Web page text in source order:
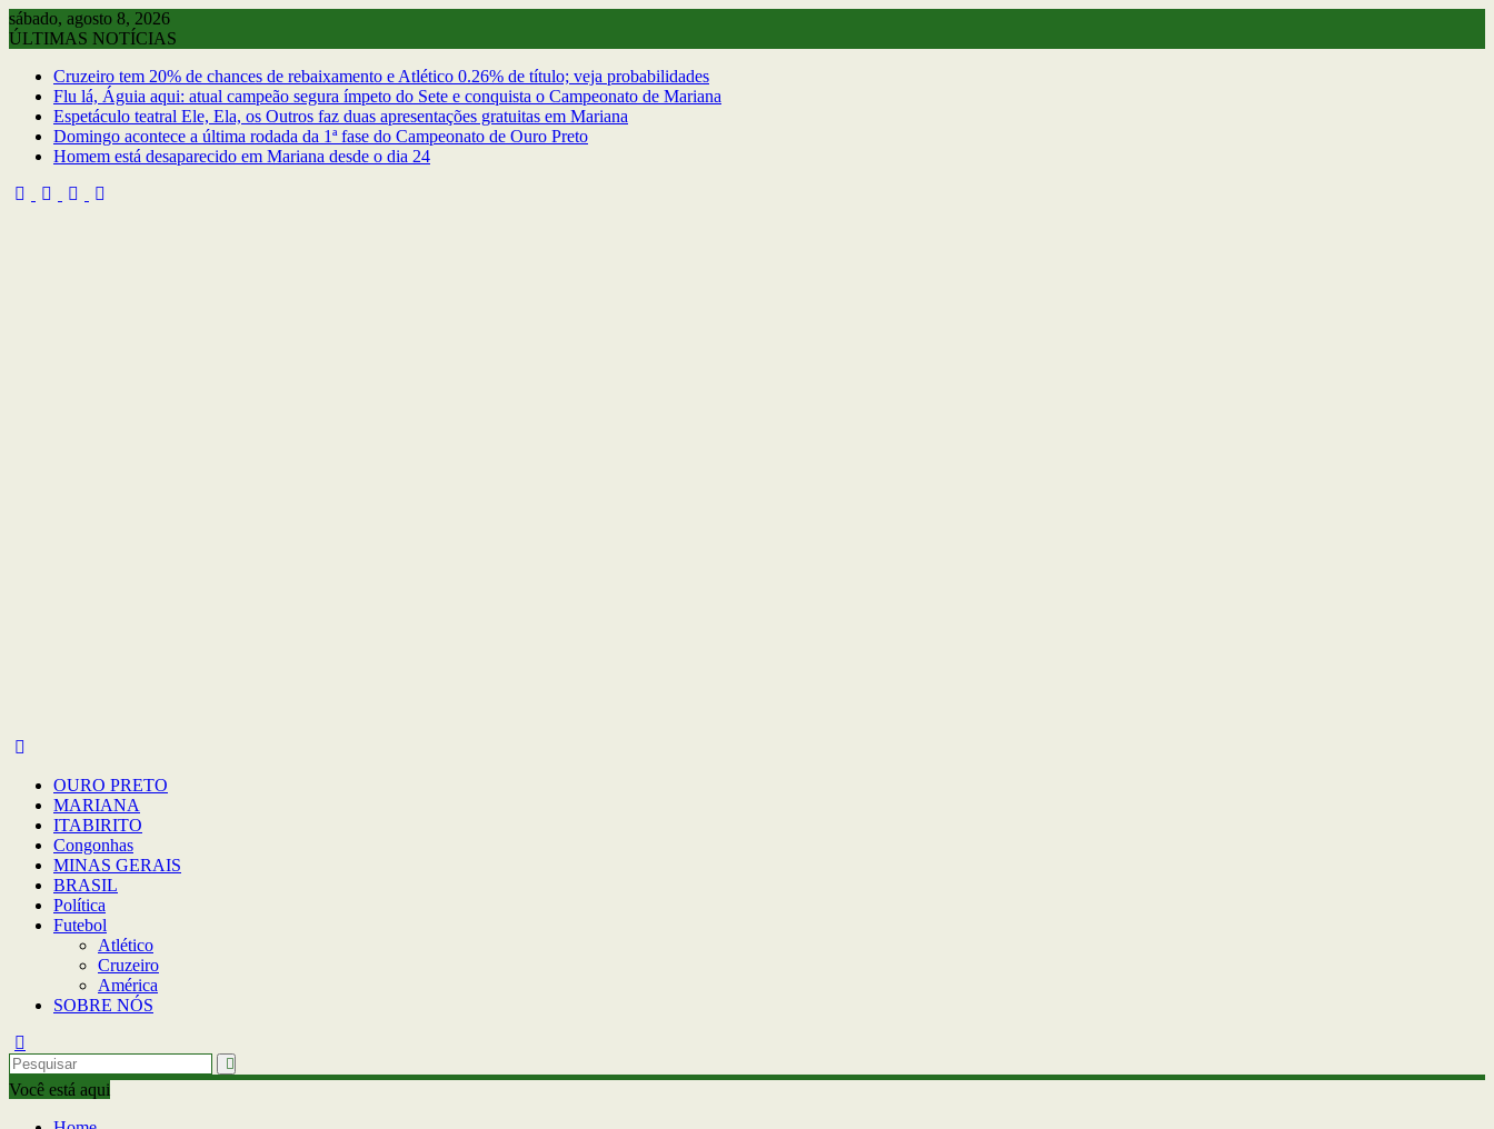
Skip
to
sábado, agosto 8, 2026
ÚLTIMAS NOTÍCIAS
Cruzeiro tem 20% de chances de rebaixamento e Atlético 0.26% de título; veja probabilidades
Flu lá, Águia aqui: atual campeão segura ímpeto do Sete e conquista o Campeonato de Mariana
Espetáculo teatral Ele, Ela, os Outros faz duas apresentações gratuitas em Mariana
Domingo acontece a última rodada da 1ª fase do Campeonato de Ouro Preto
Homem está desaparecido em Mariana desde o dia 24
OURO PRETO
MARIANA
ITABIRITO
Congonhas
MINAS GERAIS
BRASIL
Política
Futebol
Atlético
Cruzeiro
América
SOBRE NÓS
Você está aqui